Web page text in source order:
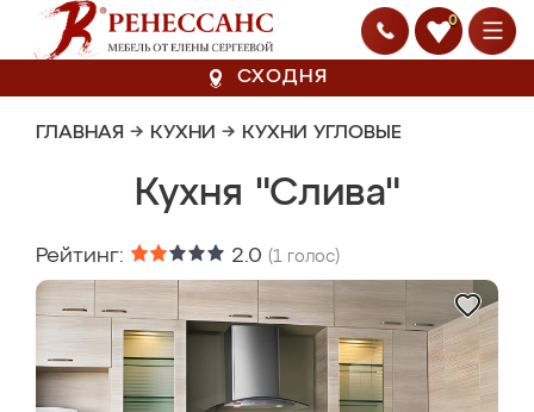
0
СХОДНЯ
ГЛАВНАЯ → КУХНИ → КУХНИ УГЛОВЫЕ
Кухня "Слива"
Рейтинг: 2.0 (1 голос)